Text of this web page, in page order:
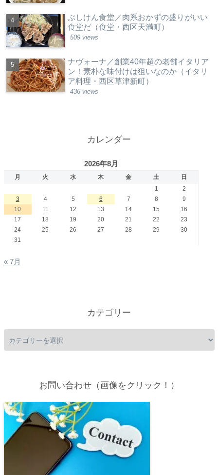
ぶしけん食堂／肉系おかずの盛りがいい
食堂だ（食堂・西区天満町）
509 views
ナヴォーナ／創業40年超の老舗イタリア
ン！素朴な味付けは狙いなのか（イタリ
ア料理・西区草津新町）
436 views
カレンダー
2026年8月
月 火 水 木 金 土
日
1
2
3
4 5 6 7 8
9
10
11 12 13 14 15
16
17
18 19 20 21 22
23
24
25 26 27 28 29
30
31
« 7月
カテゴリー
お問い合わせ（画像をクリック！）